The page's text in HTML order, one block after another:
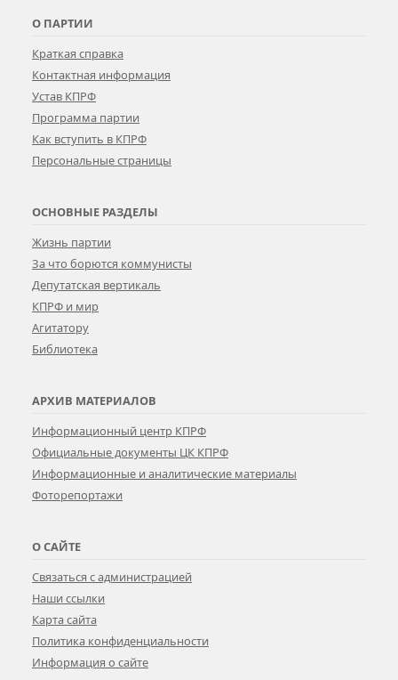
О ПАРТИИ
Краткая справка
Контактная информация
Устав КПРФ
Программа партии
Как вступить в КПРФ
Персональные страницы
ОСНОВНЫЕ РАЗДЕЛЫ
Жизнь партии
За что борются коммунисты
Депутатская вертикаль
КПРФ и мир
Агитатору
Библиотека
АРХИВ МАТЕРИАЛОВ
Информационный центр КПРФ
Официальные документы ЦК КПРФ
Информационные и аналитические материалы
Фоторепортажи
О САЙТЕ
Связаться с администрацией
Наши ссылки
Карта сайта
Политика конфиденциальности
Информация о сайте